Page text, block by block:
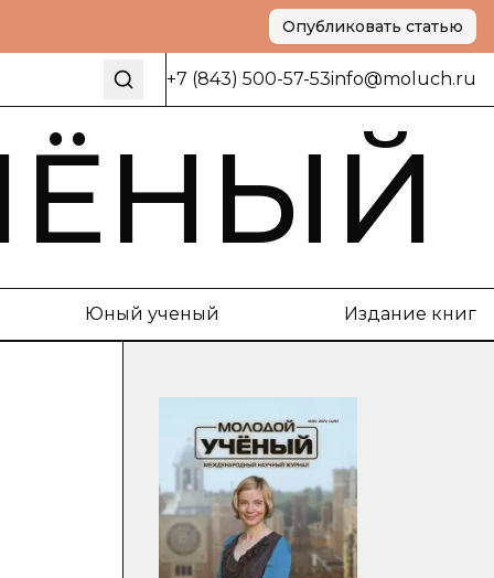
Опубликовать статью
+7 (843) 500-57-53info@moluch.ru
Юный ученый Издание книг